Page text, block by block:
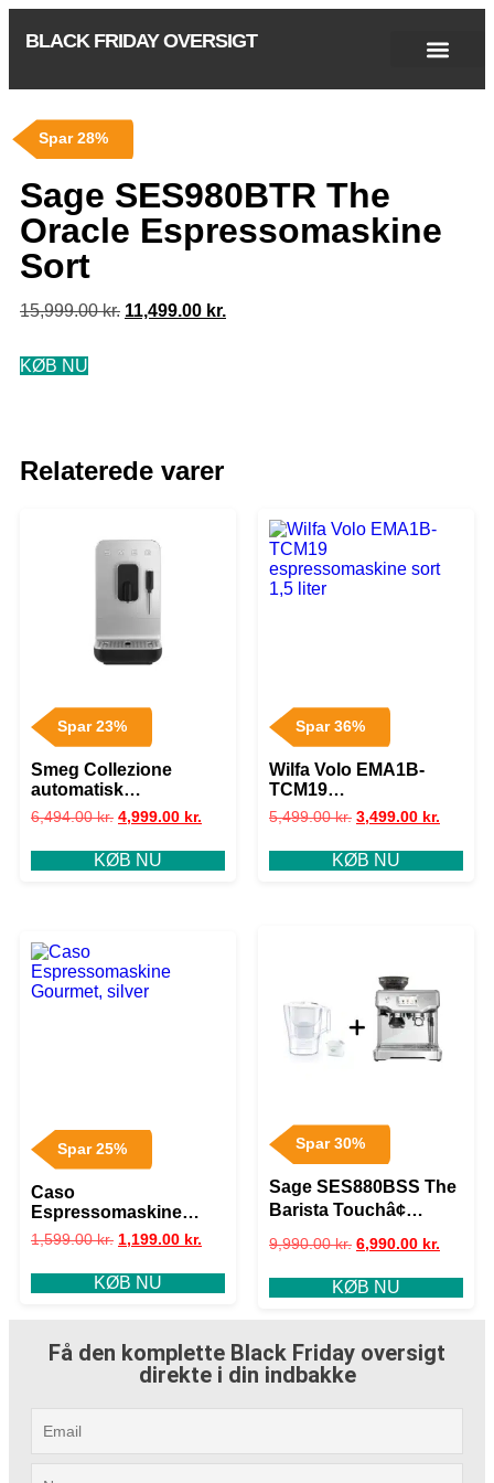
BLACK FRIDAY OVERSIGT
Spar 28%
Sage SES980BTR The
Oracle Espressomaskine
Sort
15,999.00kr. 11,499.00 kr.
KØB NU
Relaterede varer
Spar 23%
Smeg Collezione
automatisk
espressomaskine 19
bar sort
6,494.00kr. 4,999.00 kr.
KØB NU
Spar 36%
Wilfa Volo EMA1B-
TCM19
espressomaskine sort
1,5 liter
5,499.00kr. 3,499.00 kr.
KØB NU
Spar 25%
Caso
Espressomaskine
Gourmet, silver
1,599.00kr. 1,199.00 kr.
KØB NU
Spar 30%
Sage SES880BSS The
Barista Touchâ¢
Espressomaskine +
Brita Aluna filterkande
9,990.00kr. 6,990.00 kr.
KØB NU
Få den komplette Black Friday oversigt
direkte i din indbakke